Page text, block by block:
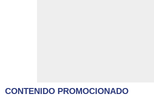
CONTENIDO PROMOCIONADO